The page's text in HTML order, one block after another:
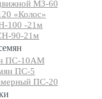
МЗ-60
«Колос»
100 -21м
90-21м
ПС-10АМ
ПС-5
ПС-20